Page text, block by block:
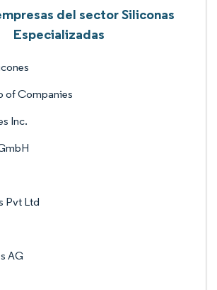
del sector Siliconas
Especializadas
of Companies
Inc.
Pvt Ltd
AG